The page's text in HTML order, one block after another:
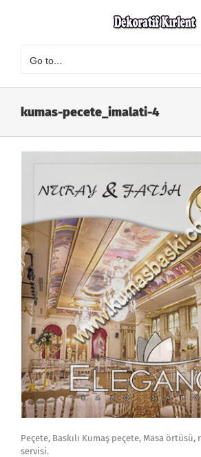
Go to...
kumas-pecete_imalati-4
Peçete, Baskılı Kumaş peçete, Masa
servisi.